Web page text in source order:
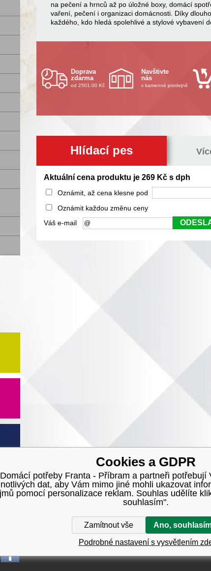
na pečení a hrnců až po úložné boxy, domácí
vaření, pečení i organizaci domácnosti. Díky
každého, kdo hledá spolehlivé a stylové vybavení
Doprava
zdarma
od 2501.00 Kč
Navštivte
nás
v kamenné prodejně
Hlídací pes
Aktuální cena produktu je 269 Kč s dph
Oznámit, až cena klesne pod
Oznámit každou změnu ceny
Váš e-mail
Cookies a GDPR
Domácí potřeby Franta - Příbram a partneři potřebují
dat, aby Vám mimo jiné mohli ukazovat
pomocí personalizace reklam. Souhlas udělíte
souhlasím".
Zamítnout vše Ano,
Podrobné nastavení s vysvětlením